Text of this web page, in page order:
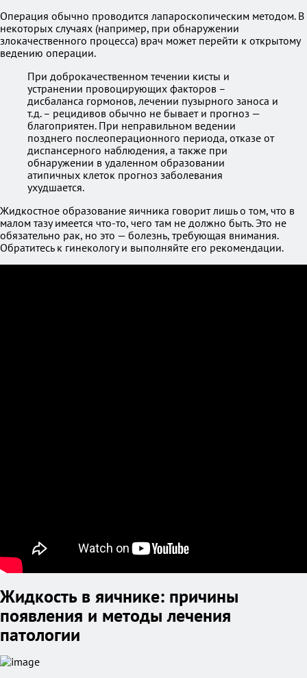
Операция обычно проводится лапароскопическим методом. В
некоторых случаях (например, при обнаружении
злокачественного процесса) врач может перейти к открытому
ведению операции.
При доброкачественном течении кисты и
устранении провоцирующих факторов –
дисбаланса гормонов, лечении пузырного заноса и
т.д. – рецидивов обычно не бывает и прогноз —
благоприятен. При неправильном ведении
позднего послеоперационного периода, отказе от
диспансерного наблюдения, а также при
обнаружении в удаленном образовании
атипичных клеток прогноз заболевания
ухудшается.
Жидкостное образование яичника говорит лишь о том, что в
малом тазу имеется что-то, чего там не должно быть. Это не
обязательно рак, но это — болезнь, требующая внимания.
Обратитесь к гинекологу и выполняйте его рекомендации.
Жидкость в яичнике: причины
появления и методы лечения
патологии